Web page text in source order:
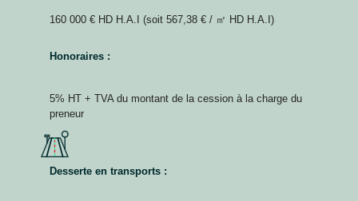
160 000 € HD H.A.I (soit 567,38 € / ㎡ HD H.A.I)
Honoraires :
5% HT + TVA du montant de la cession à la charge du
preneur
Desserte en transports :